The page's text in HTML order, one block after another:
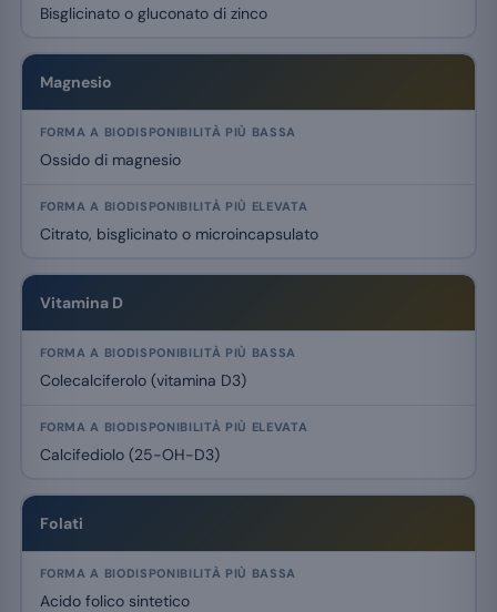
Bisglicinato o gluconato di zinco
Magnesio
Ossido di magnesio
Citrato, bisglicinato o microincapsulato
Vitamina D
Colecalciferolo (vitamina D3)
Calcifediolo (25-OH-D3)
Folati
Acido folico sintetico